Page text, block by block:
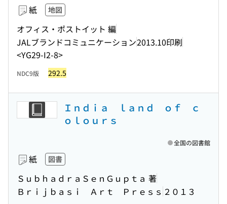
紙 地図
オフィス・ポストイット 編
JALブランドコミュニケーション2013.10印刷
<YG29-I2-8>
NDC9版 292.5
Ｉｎｄｉａ ｌａｎｄ ｏｆ ｃ
ｏｌｏｕｒｓ
紙 図書
ＳｕｂｈａｄｒａＳｅｎＧｕｐｔａ 著
Ｂｒｉｊｂａｓｉ Ａｒｔ Ｐｒｅｓｓ ２０１３
全国の図書館